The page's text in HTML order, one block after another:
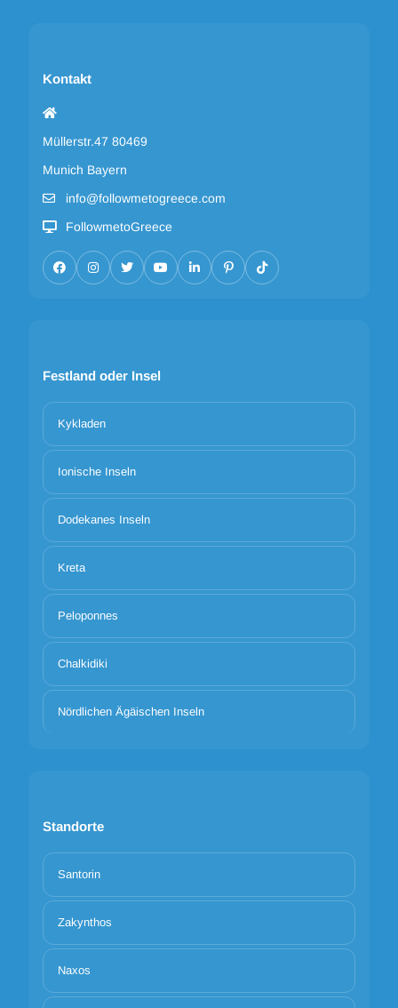
Kontakt
Müllerstr.47 80469
Munich Bayern
info@followmetogreece.com
FollowmetoGreece
Festland oder Insel
Kykladen
Ionische Inseln
Dodekanes Inseln
Kreta
Peloponnes
Chalkidiki
Nördlichen Ägäischen Inseln
Standorte
Santorin
Zakynthos
Naxos